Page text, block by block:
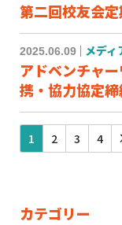
カテゴリー
第二回校友会定
2025.06.09 メディ
アドベンチャ
携・協力協定
1 2 3 4